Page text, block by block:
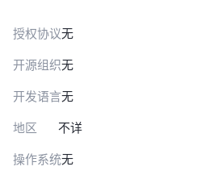
授权协议无
开源组织无
开发语言无
地区 不详
操作系统无